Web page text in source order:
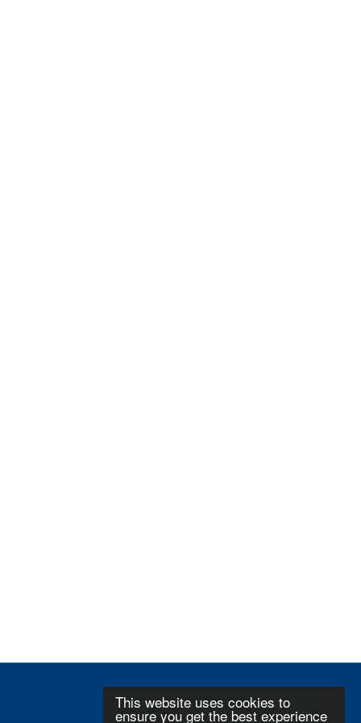
This website uses cookies to
ensure you get the best experience